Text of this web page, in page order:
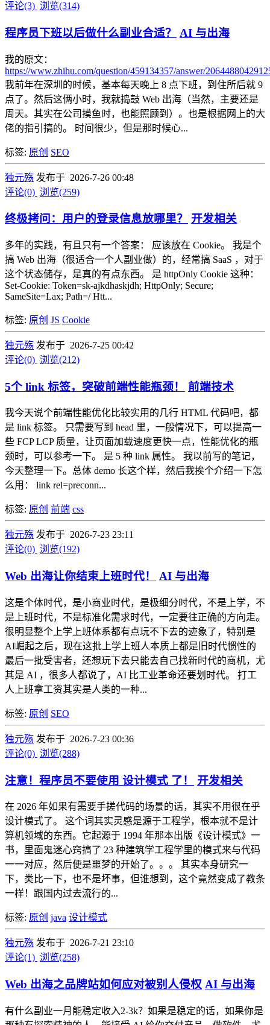
评论(3) 浏览(314)
程序员下班以后做什么副业合适？ AI 与出海
我的原文：
https://www.zhihu.com/question/459134357/answer/
我前年在深圳的时候，基本每天晚上 8 点下班，到住所后就 9
点了。然后这俩小时，我就捣鼓 Web 出海（当然，主要还是
周天。其实在公司摸鱼时，也能照顾到）。也是根据网上的大
佬的指引搞的。 时间很少，但是那时候心...
标签: 原创 SEO
独元殇 发布于 2026-7-26 00:48
评论(0) 浏览(259)
终极拷问：用户的登录信息放哪里？ 开发相关
多年的实践，有且只有一个答案： 应该放在 Cookie。 我是个
搞 Web 出海（很适合一个人副业做）的，经常搞 SaaS ，对于
这个状态储存，是真的有点东西。 是 httpOnly Cookie 这种：
Set-Cookie: Token=sk-ajkdhaskjdh; HttpOnly; Secure;
SameSite=Lax; Path=/ Htt...
标签: 原创 JS Cookie
独元殇 发布于 2026-7-25 00:42
评论(0) 浏览(212)
5个 link 标签，突破前端性能瓶颈！ 前端技术
我今天说个前端性能优化比较实用的几行 HTML 代码吧，都
是 link 标签。 只需要写到 head 里，一般情况下，可以提高一
些 FCP LCP 质量，让页面加载速度更快一点，性能优化的瓶
颈时，可以参考一下。 是 5 种 link 属性。 我以前写的笔记，
今天整理一下。总体 demo 长这个样，然后我挨个介绍一下怎
么用： link rel=preconn...
标签: 原创 前端 css
独元殇 发布于 2026-7-23 23:11
评论(0) 浏览(192)
Web 出海让你结束上班时代！ AI 与出海
这是个体时代，是小商业时代，是极细分时代，不是上学，不
是上班时代，不是标准化需求时代，一定要往正确的方向走。
很明显整个上学上班体系都有点玩不下去的迹象了，特别是
AI崛起之后，现在这批上学上班人本质上都是旧时代惯性的
最后一批受害者，还想玩下去只能去自己找新时代的商机，尤
其是 AI ，很多人都说了，AI 比工业革命还要划时代。 打工
人上班拿工资其实是人类的一种...
标签: 原创 SEO
独元殇 发布于 2026-7-23 00:36
评论(0) 浏览(288)
注意！程序员不要使用 设计模式 了！ 开发相关
在 2026 年如果有需要手搓代码的场景的话，其实不用很在乎
设计模式了。 这个词其实灵感是源于工程学，根本就不是计
算机领域的东西。它起源于 1994 年那本出版《设计模式》一
书，里面鬼迷心窍搞了 23 种建筑学工程学里的模式来与代码
一一对应，然后便是噩梦的开始了。。。 其实本身研究一
下，类比一下，也不是坏事，但谁想到，这个竟然变成了教条
一样！跟国内过去流行的...
标签: 原创 java 设计模式
独元殇 发布于 2026-7-21 23:10
评论(1) 浏览(258)
Web 出海之品牌站如何应对被别人侵权 AI 与出海
有什么副业一月能稳定收入2-3k？如果是稳定的话，如果你是